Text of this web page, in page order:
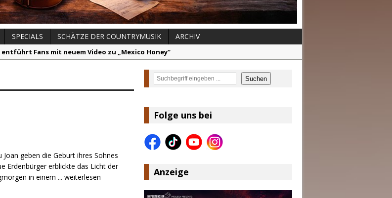
SPECIALS SCHÄTZE DER COUNTRYMUSIK
ARCHIV
entführt Fans mit neuem Video zu „Mexico Honey“
Hollywood Hillbillies kündigen neues Album mit „Better Days Ahead“ an
Country.de erreicht täglich rund 10.000 Leser
Joan geben die Geburt ihres Sohnes
Erdenbürger erblickte das Licht der
in einem ... weiterlesen
Suchen Suchen
Folge uns bei
Anzeige